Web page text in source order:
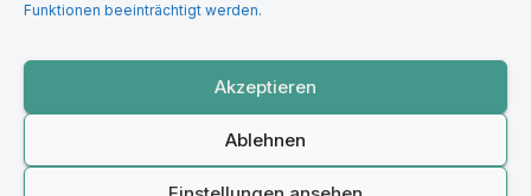
Funktionen beeinträchtigt werden.
Akzeptieren
Ablehnen
Freie Bayern
Stolz präsentiert von WordPress
Themeansar